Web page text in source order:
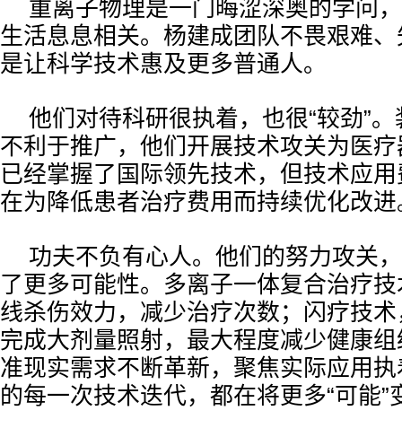
重离子物理是一门晦涩深奥的学问
生活息息相关。杨建成团队不畏艰难
是让科学技术惠及更多普通人。
他们对待科研很执着，也很“较劲”
不利于推广，他们开展技术攻关为医疗
已经掌握了国际领先技术，但技术应
在为降低患者治疗费用而持续优化改进
功夫不负有心人。他们的努力攻关
了更多可能性。多离子一体复合治疗
线杀伤效力，减少治疗次数；闪疗技
完成大剂量照射，最大程度减少健康
准现实需求不断革新，聚焦实际应用
的每一次技术迭代，都在将更多“可能”